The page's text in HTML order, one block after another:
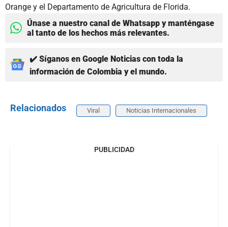
Orange y el Departamento de Agricultura de Florida.
Únase a nuestro canal de Whatsapp y manténgase
al tanto de los hechos más relevantes.
✔️ Síganos en Google Noticias con toda la
información de Colombia y el mundo.
Relacionados Viral Noticias Internacionales
PUBLICIDAD